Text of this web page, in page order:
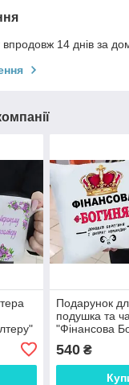
14 днів за
на
Подарунок
подушка та
"Фінансова
бухгалтера
540₴